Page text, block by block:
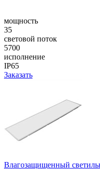
мощность
35
световой поток
5700
исполнение
IP65
Заказать
Влагозащищенный